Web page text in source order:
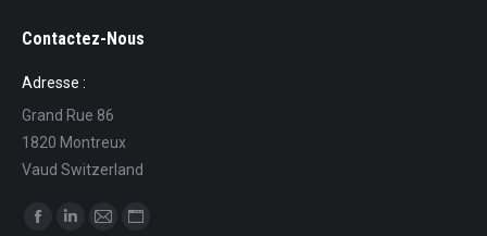
Contactez-Nous
Adresse :
Grand Rue 86
1820 Montreux
Vaud Switzerland
Ci puoi trovare su: